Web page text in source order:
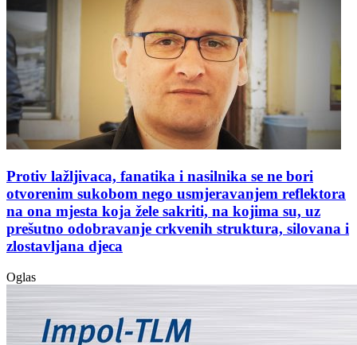
Protiv lažljivaca, fanatika i nasilnika se ne bori
otvorenim sukobom nego usmjeravanjem reflektora
na ona mjesta koja žele sakriti, na kojima su, uz
prešutno odobravanje crkvenih struktura, silovana i
zlostavljana djeca
Oglas